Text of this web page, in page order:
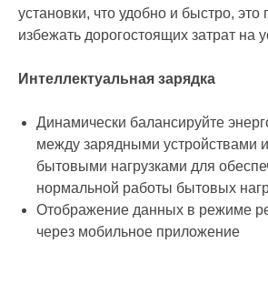
установки, что удобно и быстро,
избежать дорогостоящих затрат на
Интеллектуальная зарядка
Динамически балансируйте
между зарядными устройствами
бытовыми нагрузками для
нормальной работы бытовых
Отображение данных в режиме
через мобильное приложение